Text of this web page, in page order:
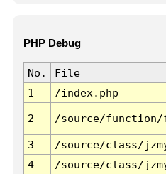
PHP Debug
No. File
1
/index.php
2 /source/function/
3 /source/class/
4
/source/class/